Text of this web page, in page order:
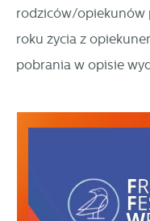
rodziców/opiekunów
roku życia z
pobrania w opisie